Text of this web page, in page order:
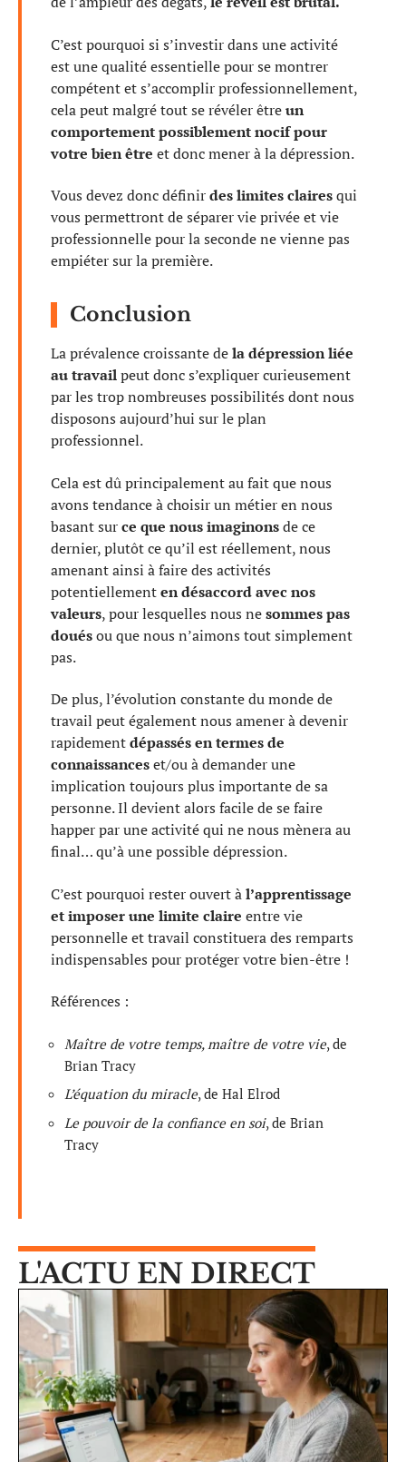
C’est pourquoi si s’investir dans une activité
est une qualité essentielle pour se montrer
compétent et s’accomplir professionnellement,
cela peut malgré tout se révéler êtreun
comportement possiblement nocif pour
votre bien être et donc mener à la dépression.
Vous devez donc définirdes limites clairesqui
vous permettront de séparer vie privée et vie
professionnelle pour la seconde ne vienne pas
empiéter sur la première.
Conclusion
La prévalence croissante dela dépression liée
au travailpeut donc s’expliquer curieusement
par les trop nombreuses possibilités dont nous
disposons aujourd’hui sur le plan
professionnel.
Cela est dû principalement au fait que nous
avons tendance à choisir un métier en nous
basant surce que nous imaginonsde ce
dernier, plutôt ce qu’il est réellement, nous
amenant ainsi à faire des activités
potentiellementen désaccord avec nos
valeurs, pour lesquelles nous nesommes pas
douésou que nous n’aimons tout simplement
pas.
De plus, l’évolution constante du monde de
travail peut également nous amener à devenir
rapidementdépassés en termes de
connaissanceset/ou à demander une
implication toujours plus importante de sa
personne. Il devient alors facile de se faire
happer par une activité qui ne nous mènera au
final… qu’à une possible dépression.
C’est pourquoi rester ouvert àl’apprentissage
et imposer une limite claire entre vie
personnelle et travail constituera des remparts
indispensables pour protéger votre bien-être !
Références :
Maître de votre temps, maître de votre vie, de
Brian Tracy
L’équation du miracle, de Hal Elrod
Le pouvoir de la confiance en soi, de Brian
Tracy
L'ACTU EN DIRECT